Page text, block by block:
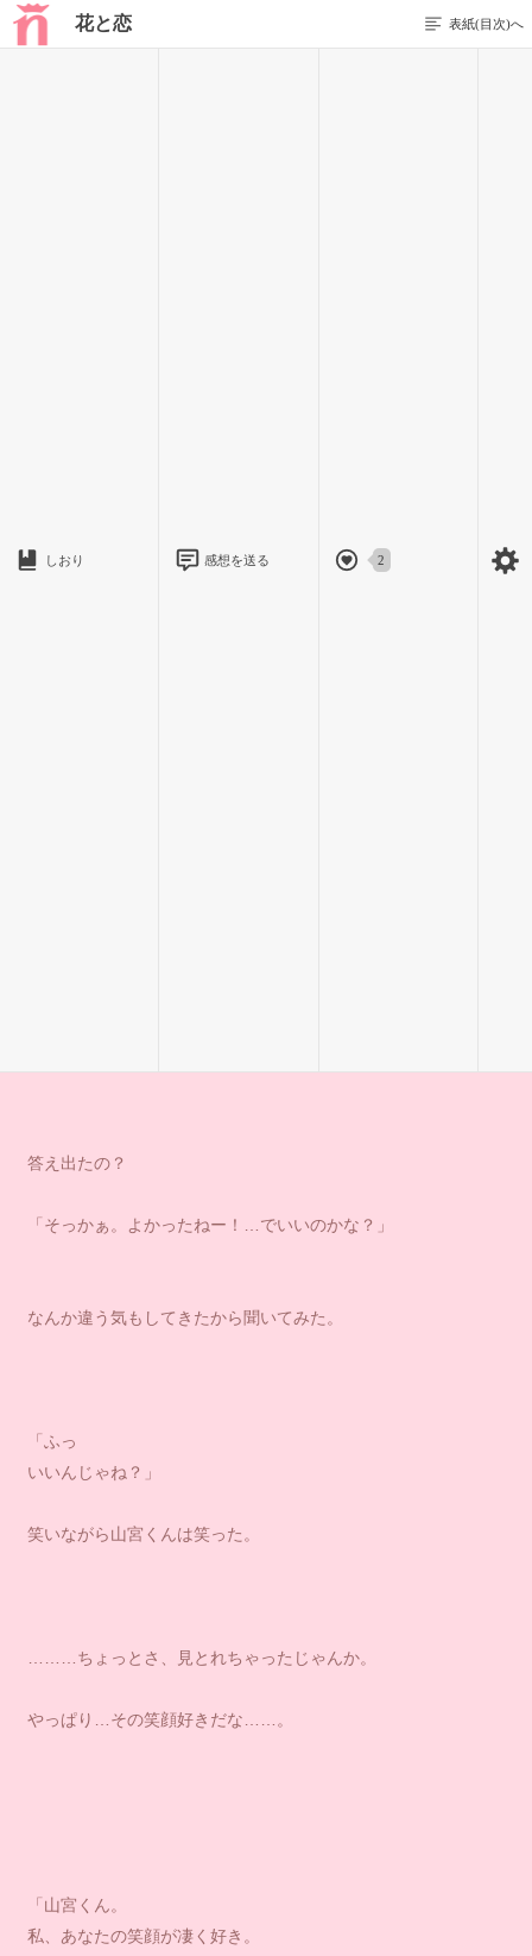
花と恋 表紙(目次)へ
しおり 感想を送る 2
答え出たの？
「そっかぁ。よかったねー！…でいいのかな？」
なんか違う気もしてきたから聞いてみた。
「ふっ
いいんじゃね？」
笑いながら山宮くんは笑った。
………ちょっとさ、見とれちゃったじゃんか。
やっぱり…その笑顔好きだな……。
「山宮くん。
私、あなたの笑顔が凄く好き。